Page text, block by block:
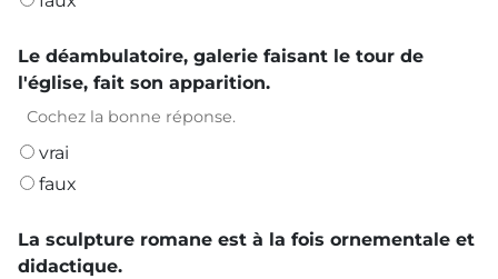
Le déambulatoire, galerie faisant le tour de
l'église, fait son apparition.
Cochez la bonne réponse.
vrai
faux
La sculpture romane est à la fois ornementale et
didactique.